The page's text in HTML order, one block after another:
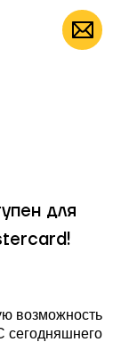
RU
для
возможность
сегодняшнего